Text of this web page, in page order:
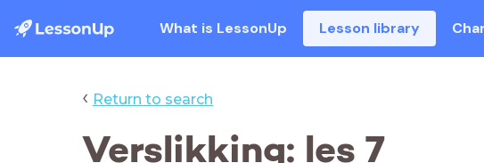
What is LessonUp Lesson library
‹ Return to search
Verslikking: les 7